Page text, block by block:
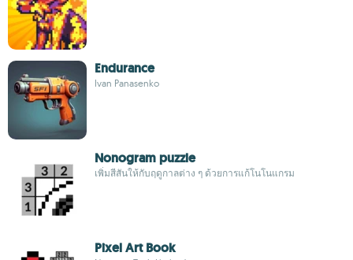
Endurance
Ivan Panasenko
Nonogram puzzle
เพิ่มสีสันให้กับฤดูกาลต่าง ๆ ด้วยการแก้โนโนแกรม
Pixel Art Book